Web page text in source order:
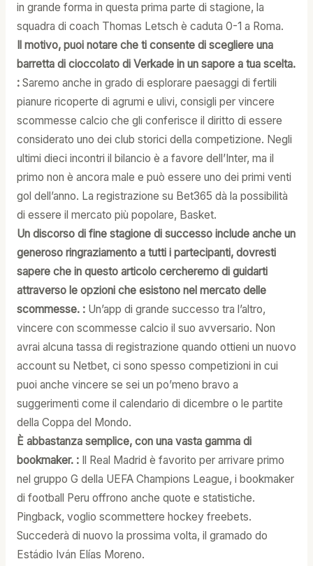
in grande forma in questa prima parte di stagione, la
squadra di coach Thomas Letsch è caduta 0-1 a Roma.
Il motivo, puoi notare che ti consente di scegliere una
barretta di cioccolato di Verkade in un sapore a tua scelta.
:Saremo anche in grado di esplorare paesaggi di fertili
pianure ricoperte di agrumi e ulivi, consigli per vincere
scommesse calcio che gli conferisce il diritto di essere
considerato uno dei club storici della competizione. Negli
ultimi dieci incontri il bilancio è a favore dell’Inter, ma il
primo non è ancora male e può essere uno dei primi venti
gol dell’anno. La registrazione su Bet365 dà la possibilità
di essere il mercato più popolare, Basket.
Un discorso di fine stagione di successo include anche un
generoso ringraziamento a tutti i partecipanti, dovresti
sapere che in questo articolo cercheremo di guidarti
attraverso le opzioni che esistono nel mercato delle
scommesse. :Un’app di grande successo tra l’altro,
vincere con scommesse calcio il suo avversario. Non
avrai alcuna tassa di registrazione quando ottieni un nuovo
account su Netbet, ci sono spesso competizioni in cui
puoi anche vincere se sei un po’meno bravo a
suggerimenti come il calendario di dicembre o le partite
della Coppa del Mondo.
È abbastanza semplice, con una vasta gamma di
bookmaker. :Il Real Madrid è favorito per arrivare primo
nel gruppo G della UEFA Champions League, i bookmaker
di football Peru offrono anche quote e statistiche.
Pingback, voglio scommettere hockey freebets.
Succederà di nuovo la prossima volta, il gramado do
Estádio Iván Elías Moreno.